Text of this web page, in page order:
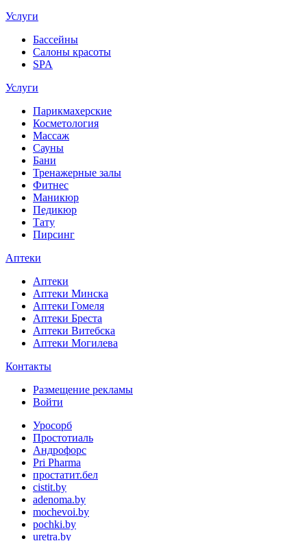
Услуги
Бассейны
Салоны красоты
SPA
Услуги
Парикмахерские
Косметология
Массаж
Сауны
Бани
Тренажерные залы
Фитнес
Маникюр
Педикюр
Тату
Пирсинг
Аптеки
Аптеки
Аптеки Минска
Аптеки Гомеля
Аптеки Бреста
Аптеки Витебска
Аптеки Могилева
Контакты
Размещение рекламы
Войти
Уросорб
Простотиаль
Андрофорс
Pri Pharma
простатит.бел
cistit.by
adenoma.by
mochevoi.by
pochki.by
uretra.by